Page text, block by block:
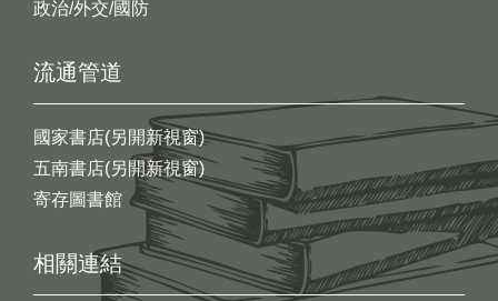
政治/外交/國防
流通管道
國家書店(另開新視窗)
五南書店(另開新視窗)
寄存圖書館
相關連結